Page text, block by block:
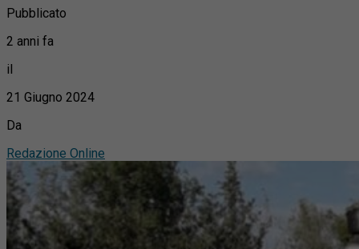
Pubblicato
2 anni fa
il
21 Giugno 2024
Da
Redazione Online